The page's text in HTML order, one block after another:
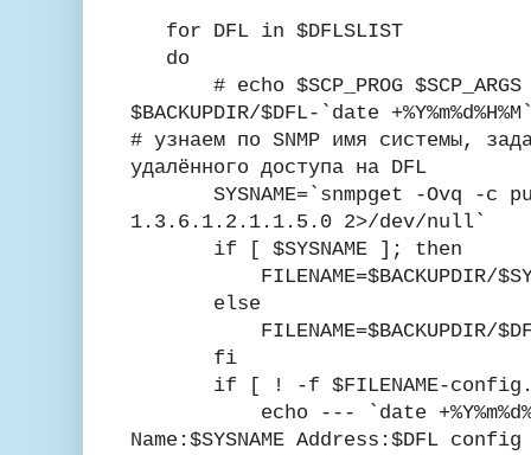
for DFL in $DFLSLIST
do
# echo $SCP_PROG $SCP_ARGS
$BACKUPDIR/$DFL-`date
# узнаем по SNMP имя системы,
удалённого доступа на DFL
SYSNAME=`snmpget -Ovq -c
1.3.6.1.2.1.1.5.0 2>/dev/null`
if [ $SYSNAME ]; then
FILENAME=$BACKUPDIR/
else
FILENAME=$BACKUPDIR/
fi
if [ ! -f $FILENAME-
echo --- `date
Name:$SYSNAME Address:$DFL config